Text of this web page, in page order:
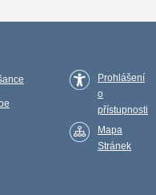
Prohlášení
o
přístupnosti
Mapa
Stránek